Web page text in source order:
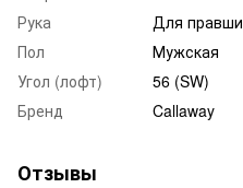
Рука
Для правши
Пол
Мужская
Угол (лофт)
56 (SW)
Бренд
Callaway
Отзывы